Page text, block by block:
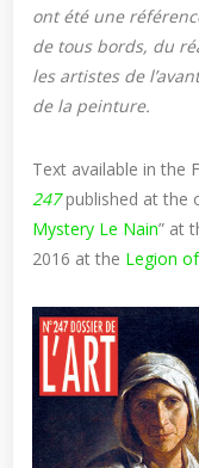
ont été une
de tous bords, du
les artistes de
de la peinture.
Text available in the
247 published at the
Mystery Le Nain” at
2016 at the Legion